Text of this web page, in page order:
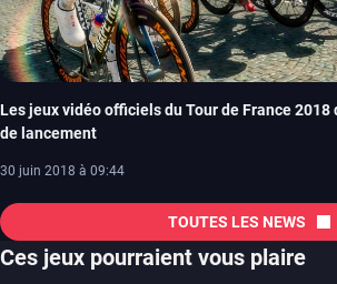
Les jeux vidéo officiels du Tour de France
de lancement
30 juin 2018 à 09:44
TOUTES LES NEWS
Ces jeux pourraient vous plaire